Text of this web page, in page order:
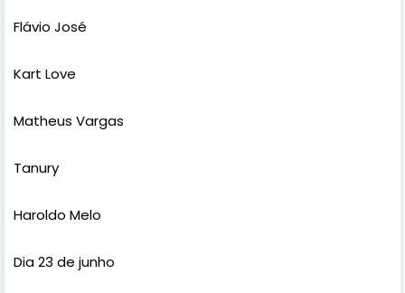
Flávio José
Kart Love
Matheus Vargas
Tanury
Haroldo Melo
Dia 23 de junho